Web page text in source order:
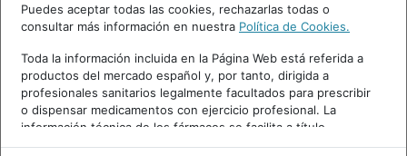
Puedes aceptar todas las cookies, rechazarlas todas o
consultar más información en nuestra Política de Cookies.
Toda la información incluida en la Página Web está referida a
productos del mercado español y, por tanto, dirigida a
profesionales sanitarios legalmente facultados para prescribir
o dispensar medicamentos con ejercicio profesional. La
información técnica de los fármacos se facilita a título
meramente informativo, siendo responsabilidad de los